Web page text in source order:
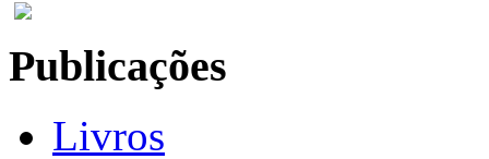
Publicações
Livros